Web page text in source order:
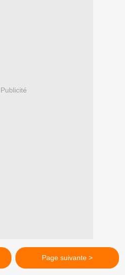
Publicité
Page suivante >